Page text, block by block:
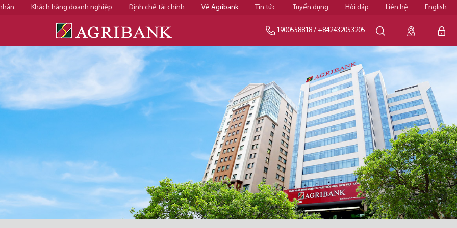
Khách hàng doanh nghiệp Định chế tài chính Về Agribank Tin tức Tuyển dụng Hỏi đáp Liên hệ English
1900558818 / +842432053205